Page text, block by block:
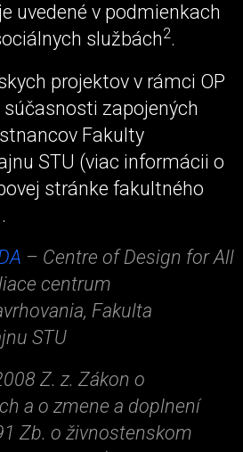
uvedené v podmienkach
službách2.
projektov v rámci OP
súčasnosti zapojených
Fakulty
STU (viac informácii o
stránke fakultného
– Centre of Design for All
centrum
Fakulta
STU
Z. z. Zákon o
a o zmene a doplnení
Zb. o živnostenskom